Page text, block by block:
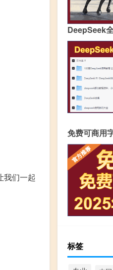
我们一起
DeepSeek
免费可商用
标签